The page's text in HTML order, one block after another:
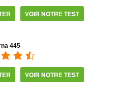
VOIR NOTRE TEST
445
VOIR NOTRE TEST